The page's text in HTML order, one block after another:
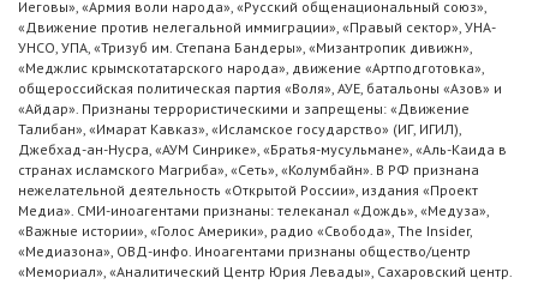
Иеговы», «Армия воли народа», «Русский общенациональный союз»,
«Движение против нелегальной иммиграции», «Правый сектор», УНА-
УНСО, УПА, «Тризуб им. Степана Бандеры», «Мизантропик дивижн»,
«Меджлис крымскотатарского народа», движение «Артподготовка»,
общероссийская политическая партия «Воля», АУЕ, батальоны «Азов» и
«Айдар». Признаны террористическими и запрещены: «Движение
Талибан», «Имарат Кавказ», «Исламское государство» (ИГ, ИГИЛ),
Джебхад-ан-Нусра, «АУМ Синрике», «Братья-мусульмане», «Аль-Каида в
странах исламского Магриба», «Сеть», «Колумбайн». В РФ признана
нежелательной деятельность «Открытой России», издания «Проект
Медиа». СМИ-иноагентами признаны: телеканал «Дождь», «Медуза»,
«Важные истории», «Голос Америки», радио «Свобода», The Insider,
«Медиазона», ОВД-инфо. Иноагентами признаны общество/центр
«Мемориал», «Аналитический Центр Юрия Левады», Сахаровский центр.